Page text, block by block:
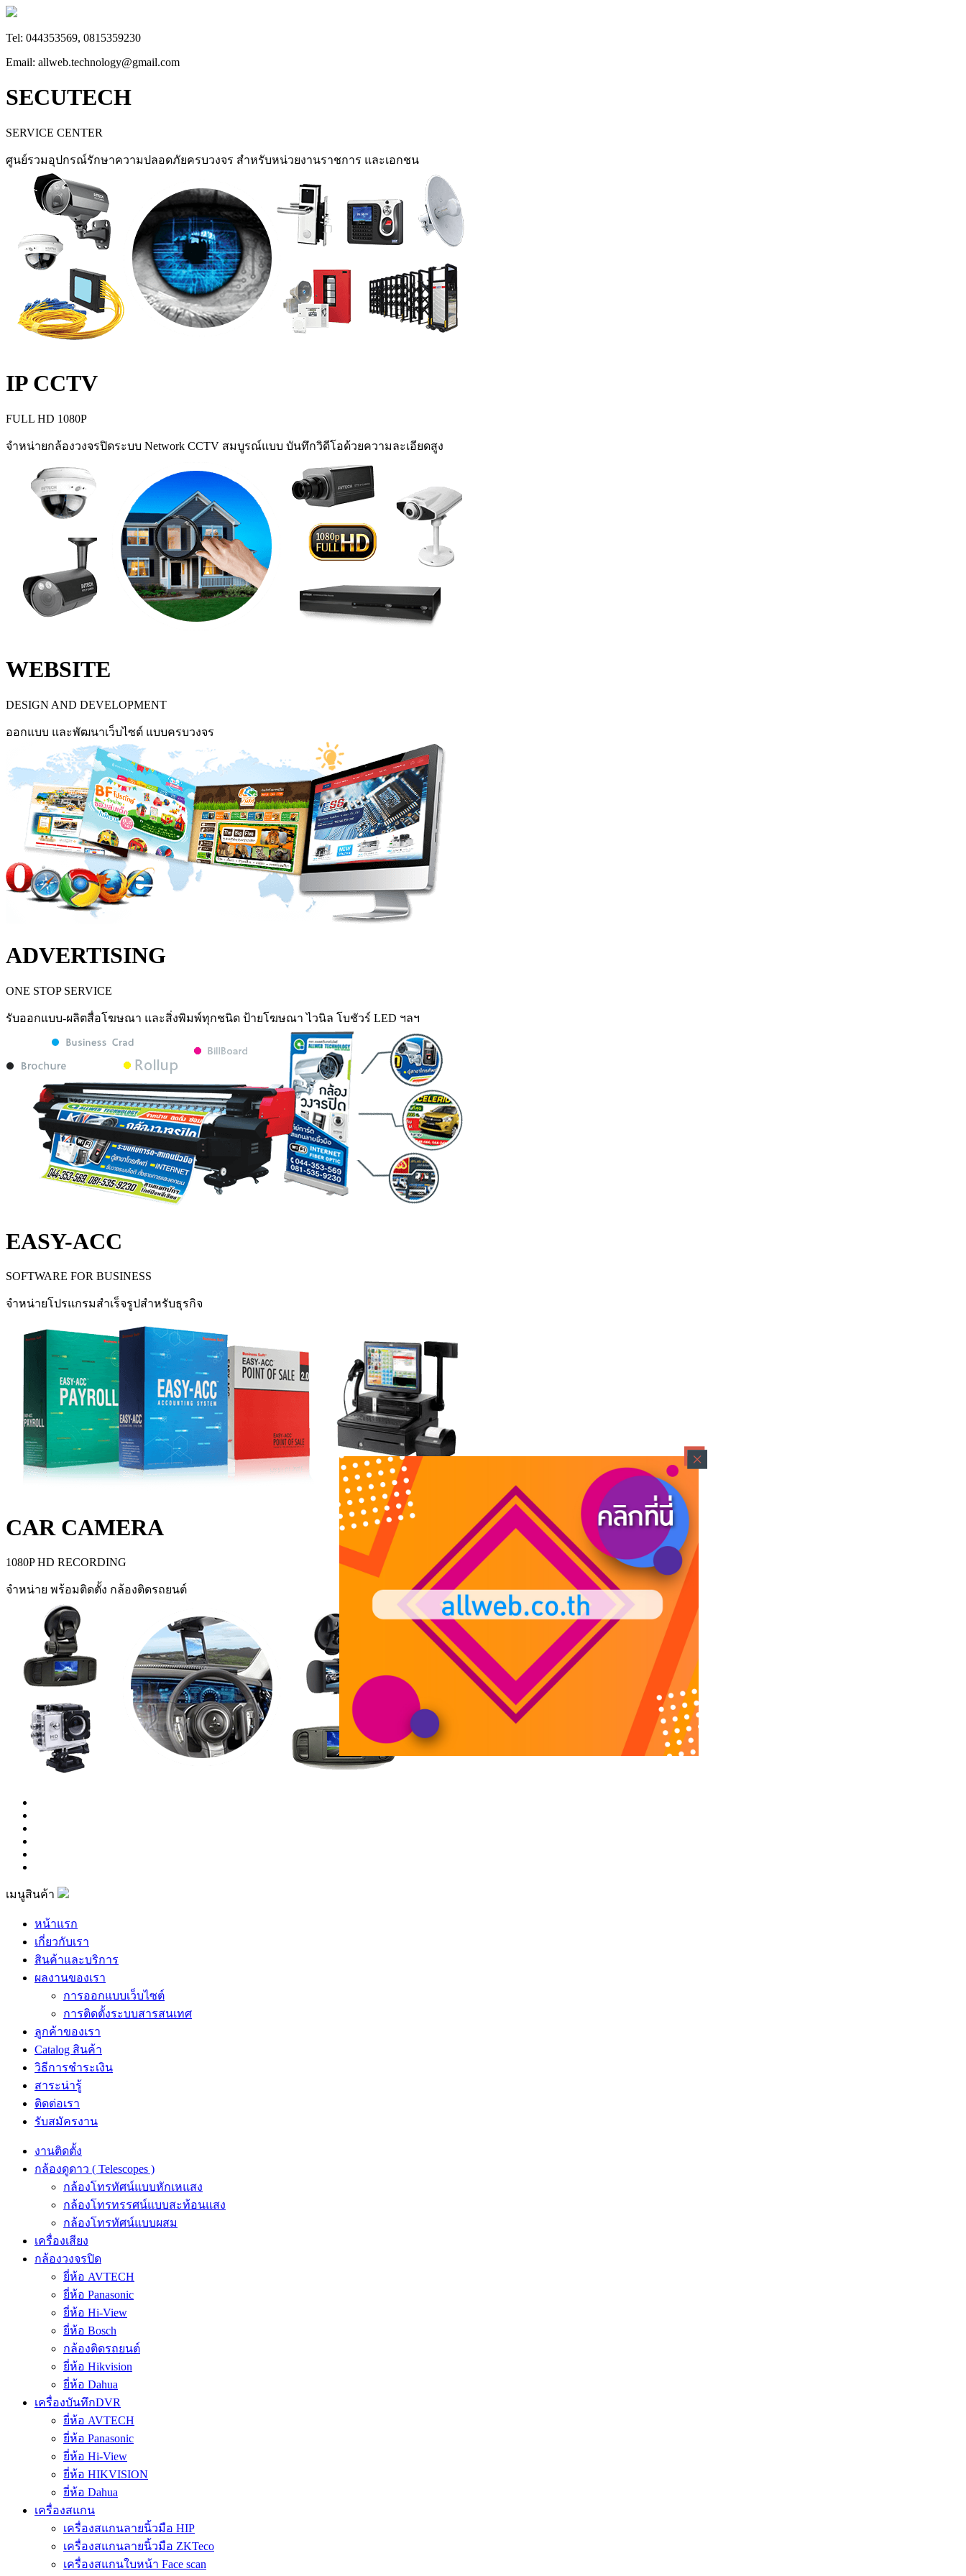
Tel: 044353569, 0815359230
Email: allweb.technology@gmail.com
SECUTECH
SERVICE CENTER
ศูนย์รวมอุปกรณ์รักษาความปลอดภัยครบวงจร สำหรับหน่วยงานราชการ และเอกชน
IP CCTV
FULL HD 1080P
จำหน่ายกล้องวงจรปิดระบบ Network CCTV สมบูรณ์แบบ บันทึกวิดีโอด้วยความละเอียดสูง
WEBSITE
DESIGN AND DEVELOPMENT
ออกแบบ และพัฒนาเว็บไซต์ แบบครบวงจร
ADVERTISING
ONE STOP SERVICE
รับออกแบบ-ผลิตสื่อโฆษณา และสิ่งพิมพ์ทุกชนิด ป้ายโฆษณา ไวนิล โบชัวร์ LED ฯลฯ
EASY-ACC
SOFTWARE FOR BUSINESS
จำหน่ายโปรแกรมสำเร็จรูปสำหรับธุรกิจ
CAR CAMERA
1080P HD RECORDING
จำหน่าย พร้อมติดตั้ง กล้องติดรถยนต์
เมนูสินค้า
หน้าแรก
เกี่ยวกับเรา
สินค้าและบริการ
ผลงานของเรา
การออกแบบเว็บไซต์
การติดตั้งระบบสารสนเทศ
ลูกค้าของเรา
Catalog สินค้า
วิธีการชำระเงิน
สาระน่ารู้
ติดต่อเรา
รับสมัครงาน
งานติดตั้ง
กล้องดูดาว ( Telescopes )
กล้องโทรทัศน์แบบหักเหแสง
กล้องโทรทรรศน์แบบสะท้อนแสง
กล้องโทรทัศน์แบบผสม
เครื่องเสียง
กล้องวงจรปิด
ยี่ห้อ AVTECH
ยี่ห้อ Panasonic
ยี่ห้อ Hi-View
ยี่ห้อ Bosch
กล้องติดรถยนต์
ยี่ห้อ Hikvision
ยี่ห้อ Dahua
เครื่องบันทึกDVR
ยี่ห้อ AVTECH
ยี่ห้อ Panasonic
ยี่ห้อ Hi-View
ยี่ห้อ HIKVISION
ยี่ห้อ Dahua
เครื่องสแกน
เครื่องสแกนลายนิ้วมือ HIP
เครื่องสแกนลายนิ้วมือ ZKTeco
เครื่องสแกนใบหน้า Face scan